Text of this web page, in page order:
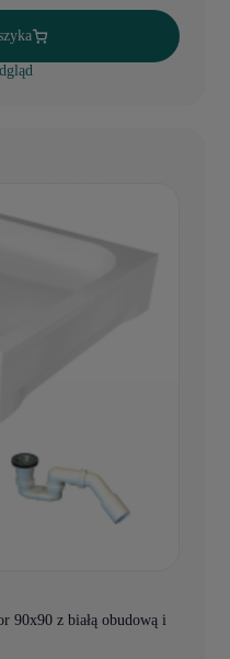
90x90 z białą obudową i